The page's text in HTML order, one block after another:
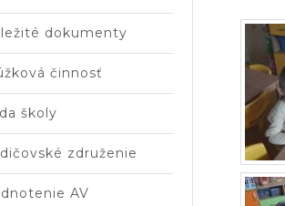
dokumenty
činnosť
školy
združenie
AV